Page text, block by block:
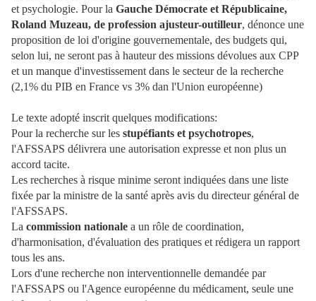
et psychologie. Pour la Gauche Démocrate et Républicaine,
Roland Muzeau, de profession ajusteur-outilleur, dénonce une
proposition de loi d'origine gouvernementale, des budgets qui,
selon lui, ne seront pas à hauteur des missions dévolues aux CPP
et un manque d'investissement dans le secteur de la recherche
(2,1% du PIB en France vs 3% dan l'Union européenne)
Le texte adopté inscrit quelques modifications:
Pour la recherche sur les stupéfiants et psychotropes,
l'AFSSAPS délivrera une autorisation expresse et non plus un
accord tacite.
Les recherches à risque minime seront indiquées dans une liste
fixée par la ministre de la santé après avis du directeur général de
l'AFSSAPS.
La commission nationale a un rôle de coordination,
d'harmonisation, d'évaluation des pratiques et rédigera un rapport
tous les ans.
Lors d'une recherche non interventionnelle demandée par
l'AFSSAPS ou l'Agence européenne du médicament, seule une